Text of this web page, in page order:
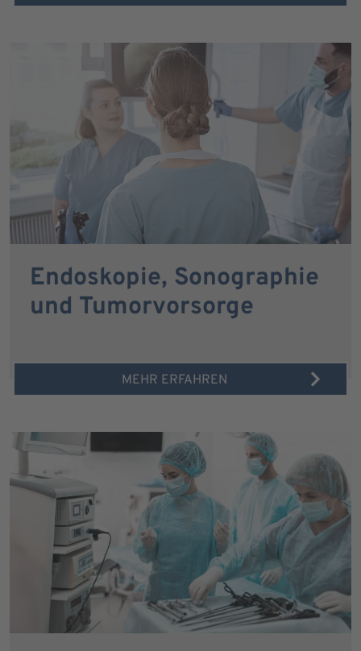
Endoskopie, Sonographie
und Tumorvorsorge
MEHR ERFAHREN